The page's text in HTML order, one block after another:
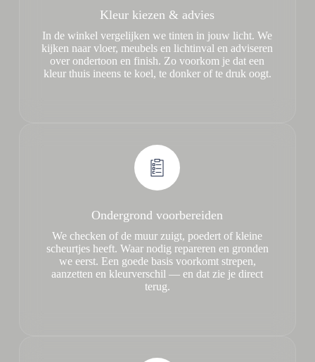
Kleur kiezen & advies
In de winkel vergelijken we tinten in jouw licht. We
kijken naar vloer, meubels en lichtinval en adviseren
over ondertoon en finish. Zo voorkom je dat een
kleur thuis ineens te koel, te donker of te druk oogt.
Ondergrond voorbereiden
We checken of de muur zuigt, poedert of kleine
scheurtjes heeft. Waar nodig repareren en gronden
we eerst. Een goede basis voorkomt strepen,
aanzetten en kleurverschil — en dat zie je direct
terug.